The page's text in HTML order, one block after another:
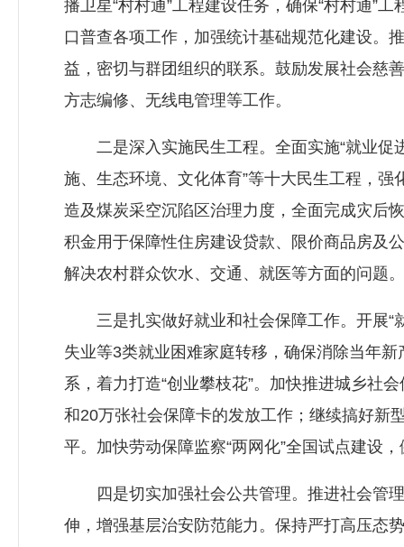
播卫星“村村通”工程建设任务，确保“村村通”
口普查各项工作，加强统计基础规范化建设。
益，密切与群团组织的联系。鼓励发展社会慈
方志编修、无线电管理等工作。
二是深入实施民生工程。全面实施“就业促
施、生态环境、文化体育”等十大民生工程，
造及煤炭采空沉陷区治理力度，全面完成灾后
积金用于保障性住房建设贷款、限价商品房及
解决农村群众饮水、交通、就医等方面的问题。
三是扎实做好就业和社会保障工作。开展“
失业等3类就业困难家庭转移，确保消除当年
系，着力打造“创业攀枝花”。加快推进城乡社
和20万张社会保障卡的发放工作；继续搞好新
平。加快劳动保障监察“两网化”全国试点建设
四是切实加强社会公共管理。推进社会管理
伸，增强基层治安防范能力。保持严打高压态